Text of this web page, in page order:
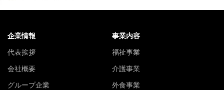
企業情報
代表挨拶
会社概要
グループ企業
事業内容
福祉事業
介護事業
外食事業